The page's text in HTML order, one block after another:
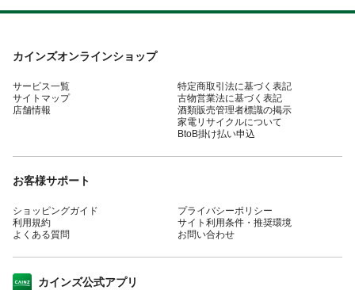
カインズオンラインショップ
サービス一覧
サイトマップ
店舗情報
特定商取引法に基づく表記
古物営業法に基づく表記
酒類販売管理者標識の掲示
家電リサイクルについて
BtoB掛け払い申込
お客様サポート
ショッピングガイド
利用規約
よくある質問
プライバシーポリシー
サイト利用条件・推奨環境
お問い合わせ
カインズ公式アプリ